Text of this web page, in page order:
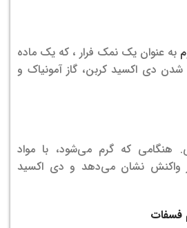
به عنوان یک نمک فرار ، که یک ماده
دی اکسید کربن، گاز آمونیاک و
هنگامی که گرم می‌شود، با مواد
واکنش نشان می‌دهد و دی اکسید